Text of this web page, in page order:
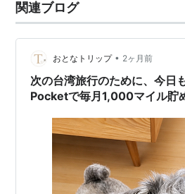
関連ブログ
おとなトリップ • 2ヶ月前
次の台湾旅行のために、今日
Pocketで毎月1,000マイル貯